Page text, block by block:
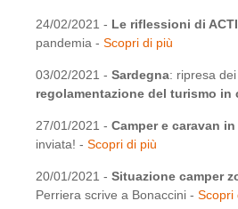
24/02/2021 - Le riflessioni di
pandemia - Scopri di più
03/02/2021 - Sardegna: ripresa
regolamentazione del turismo in
27/01/2021 - Camper e caravan
inviata! - Scopri di più
20/01/2021 - Situazione camper
Perriera scrive a Bonaccini - Scopri